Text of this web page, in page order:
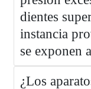
dientes
instancia
se exponen
¿Los